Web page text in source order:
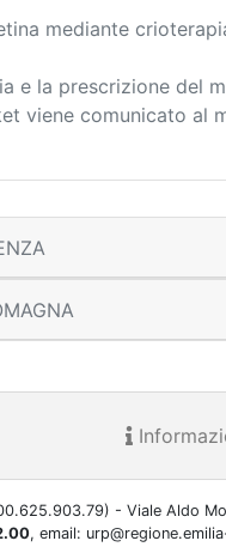
mediante
e la prescrizione del
viene comunicato al
- Viale Aldo
, email: